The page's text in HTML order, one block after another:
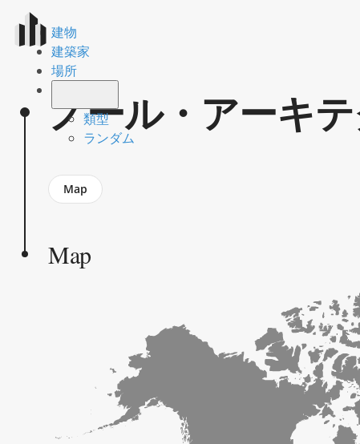
建物
建築家
場所
類型
ランダム
ノール・アーキ
Jump
to
Map
Map